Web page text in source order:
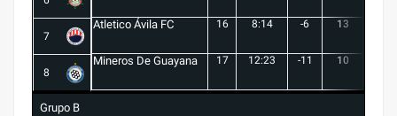
7
Atletico Ávila FC 16 8:14 -6 13
8
Mineros De Guayana 17 12:23 -11 10
Grupo B